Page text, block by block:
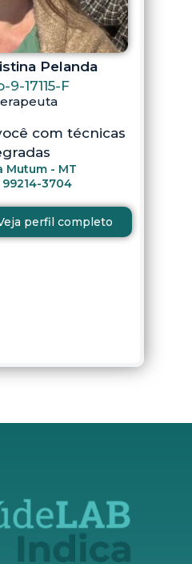
Pelanda
9-17115-F
com técnicas
Mutum - MT
99214-3704
perfil completo